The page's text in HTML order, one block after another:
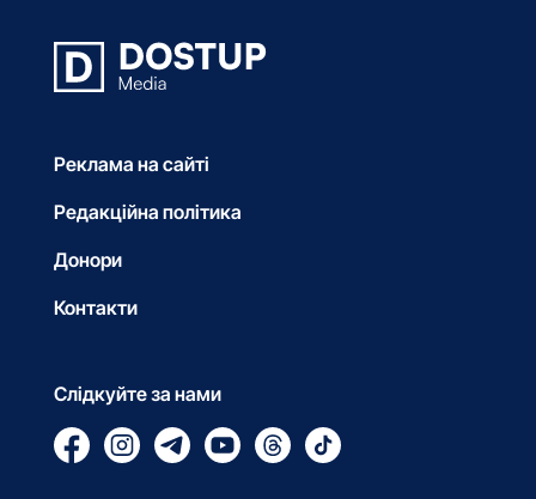
Реклама на сайті
Редакційна політика
Донори
Контакти
Слідкуйте за нами